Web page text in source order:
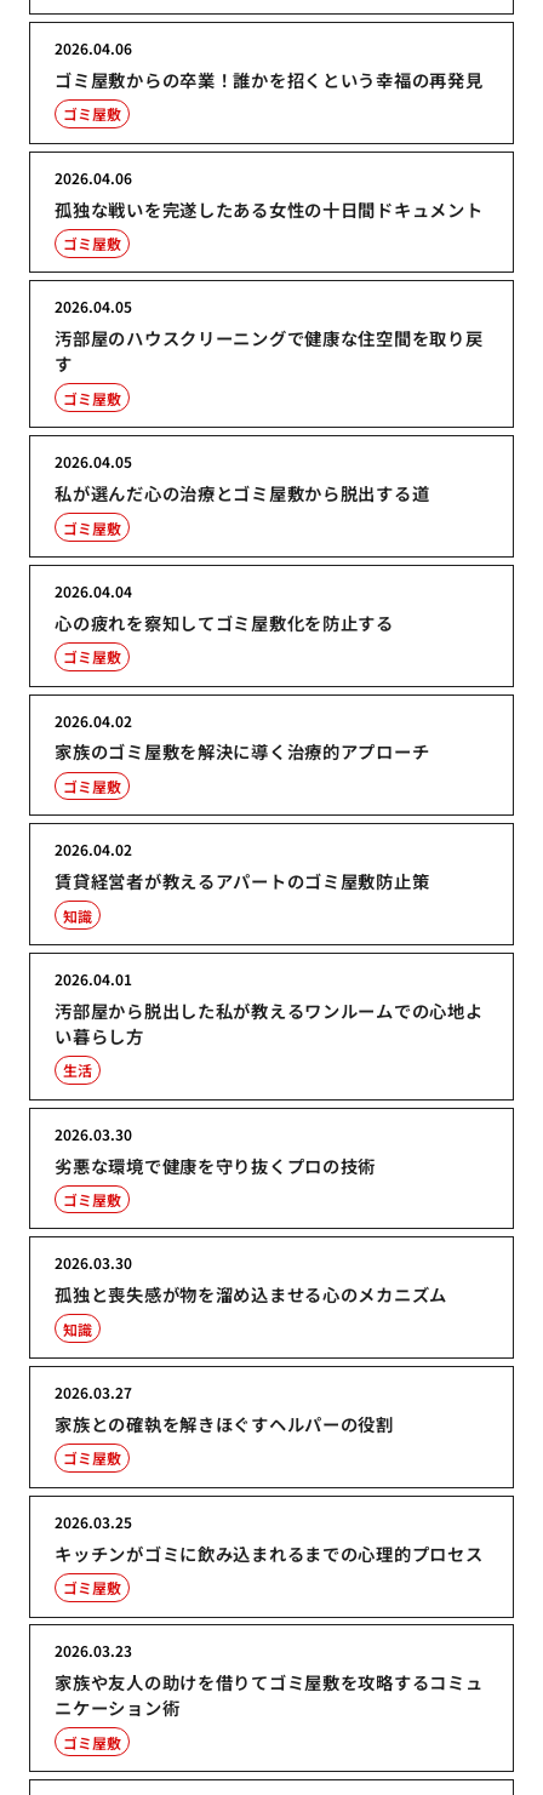
ゴミ屋敷からの卒業！誰かを招くという幸福の再発見
2026.04.06
ゴミ屋敷
孤独な戦いを完遂したある女性の十日間ドキュメント
2026.04.06
ゴミ屋敷
汚部屋のハウスクリーニングで健康な住空間を取り戻
す
2026.04.05
ゴミ屋敷
私が選んだ心の治療とゴミ屋敷から脱出する道
2026.04.05
ゴミ屋敷
心の疲れを察知してゴミ屋敷化を防止する
2026.04.04
ゴミ屋敷
家族のゴミ屋敷を解決に導く治療的アプローチ
2026.04.02
ゴミ屋敷
賃貸経営者が教えるアパートのゴミ屋敷防止策
2026.04.02
知識
汚部屋から脱出した私が教えるワンルームでの心地よ
い暮らし方
2026.04.01
生活
劣悪な環境で健康を守り抜くプロの技術
2026.03.30
ゴミ屋敷
孤独と喪失感が物を溜め込ませる心のメカニズム
2026.03.30
知識
家族との確執を解きほぐすヘルパーの役割
2026.03.27
ゴミ屋敷
キッチンがゴミに飲み込まれるまでの心理的プロセス
2026.03.25
ゴミ屋敷
家族や友人の助けを借りてゴミ屋敷を攻略するコミュ
ニケーション術
2026.03.23
ゴミ屋敷